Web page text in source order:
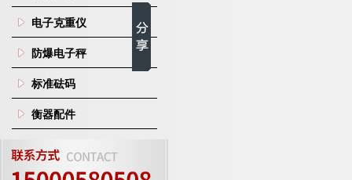
电子克重仪
防爆电子秤
标准砝码
衡器配件